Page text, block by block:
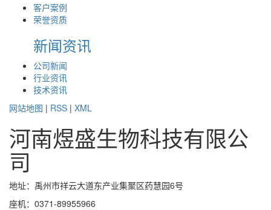
客户案例
荣誉资质
新闻资讯
公司新闻
行业资讯
技术资讯
网站地图 | RSS | XML
河南煜盛生物科技有限公
司
地址：禹州市祥云大道东产业集聚区药慧园6号
座机：0371-89955966